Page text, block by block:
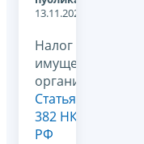
13.11.2024
Налог на
имущество
организаций,
Статья
382 НК
РФ